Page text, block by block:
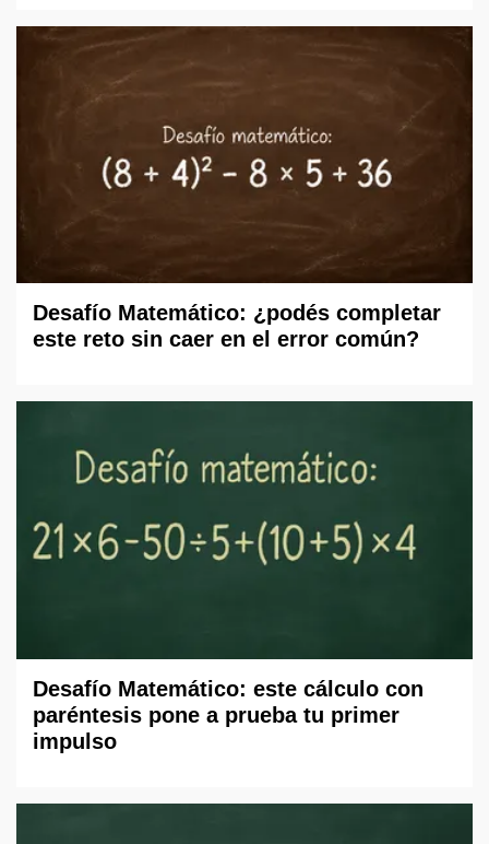
Desafío Matemático: ¿podés completar
este reto sin caer en el error común?
Desafío Matemático: este cálculo con
paréntesis pone a prueba tu primer
impulso